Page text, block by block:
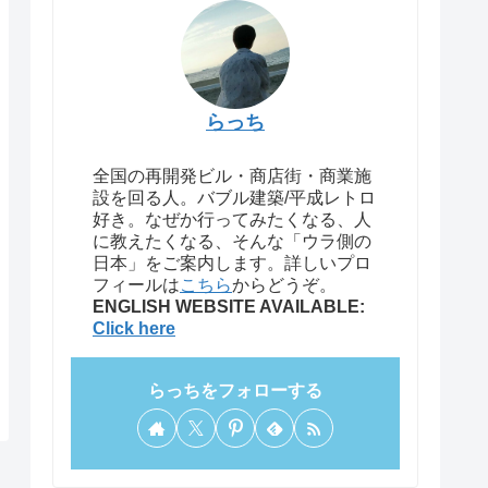
らっち
全国の再開発ビル・商店街・商業施
設を回る人。バブル建築/平成レトロ
好き。なぜか行ってみたくなる、人
に教えたくなる、そんな「ウラ側の
日本」をご案内します。詳しいプロ
フィールはこちらからどうぞ。
ENGLISH WEBSITE AVAILABLE:
Click here
らっちをフォローする